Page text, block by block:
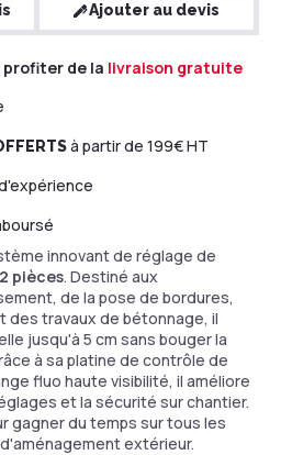
Ajouter au devis
profiter de la livraison gratuite
à partir de 199€ HT
innovant de réglage de
pièces. Destiné aux
de la pose de bordures,
travaux de bétonnage, il
jusqu'à 5 cm sans bouger la
à sa platine de contrôle de
fluo haute visibilité, il améliore
et la sécurité sur chantier.
gagner du temps sur tous les
extérieur.